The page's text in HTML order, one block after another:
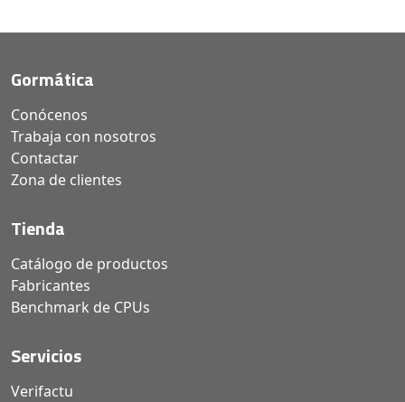
Gormática
Conócenos
Trabaja con nosotros
Contactar
Zona de clientes
Tienda
Catálogo de productos
Fabricantes
Benchmark de CPUs
Servicios
Verifactu